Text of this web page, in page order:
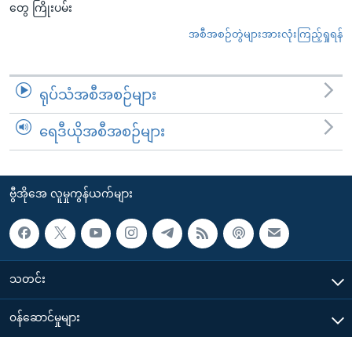
တွေ ကြိုးပမ်း
အစီအစဉ်တွဲများအားလုံးကြည့်ရှုရန်
ရုပ်သံအစီအစဉ်များ
ရေဒီယိုအစီအစဉ်များ
ဗွီအိုအေ လူမှုကွန်ယက်များ
သတင်း
၀န်ဆောင်မှုများ